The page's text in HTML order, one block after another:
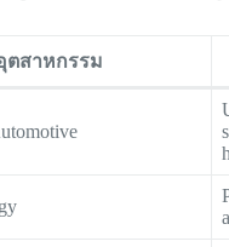
ตสาหกรรม